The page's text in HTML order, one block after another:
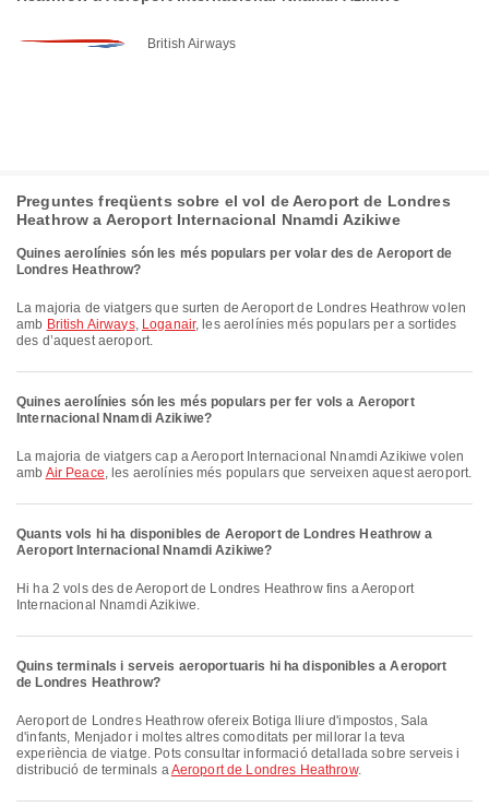
British Airways
Preguntes freqüents sobre el vol de Aeroport de Londres
Heathrow a Aeroport Internacional Nnamdi Azikiwe
Quines aerolínies són les més populars per volar des de Aeroport de
Londres Heathrow?
La majoria de viatgers que surten de Aeroport de Londres Heathrow volen
amb British Airways, Loganair, les aerolínies més populars per a sortides
des d’aquest aeroport.
Quines aerolínies són les més populars per fer vols a Aeroport
Internacional Nnamdi Azikiwe?
La majoria de viatgers cap a Aeroport Internacional Nnamdi Azikiwe volen
amb Air Peace, les aerolínies més populars que serveixen aquest aeroport.
Quants vols hi ha disponibles de Aeroport de Londres Heathrow a
Aeroport Internacional Nnamdi Azikiwe?
Hi ha 2 vols des de Aeroport de Londres Heathrow fins a Aeroport
Internacional Nnamdi Azikiwe.
Quins terminals i serveis aeroportuaris hi ha disponibles a Aeroport
de Londres Heathrow?
Aeroport de Londres Heathrow ofereix Botiga lliure d'impostos, Sala
d'infants, Menjador i moltes altres comoditats per millorar la teva
experiència de viatge. Pots consultar informació detallada sobre serveis i
distribució de terminals aAeroport de Londres Heathrow.